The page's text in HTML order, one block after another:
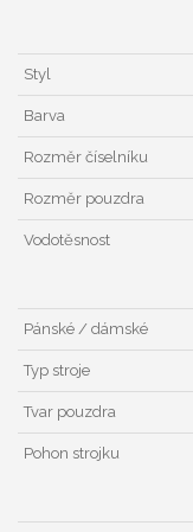
Styl
Barva
Rozměr číselníku
Rozměr pouzdra
Vodotěsnost
Pánské / dámské
Typ stroje
Tvar pouzdra
Pohon strojku